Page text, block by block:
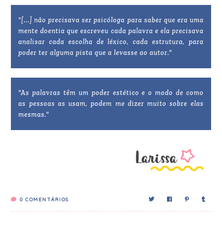
"[...] não precisava ser psicóloga para saber que era uma
mente doentia que escreveu cada palavra e ela precisava
analisar cada escolha de léxico, cada estrutura, para
poder ter alguma pista que a levasse ao autor."
"As palavras têm um poder estético e o modo de como
as pessoas as usam, podem me dizer muito sobre elas
mesmas."
0 COMENTÁRIOS